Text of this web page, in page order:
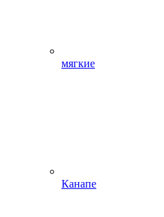
мягкие
Канапе